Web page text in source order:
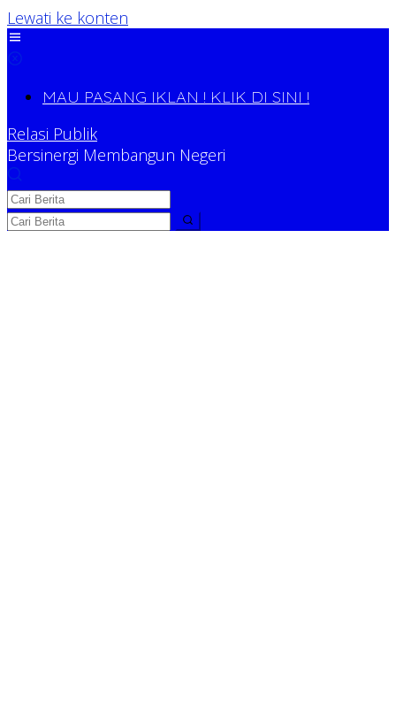
Lewati ke konten
MAU PASANG IKLAN ! KLIK DI SINI !
Relasi Publik
Bersinergi Membangun Negeri